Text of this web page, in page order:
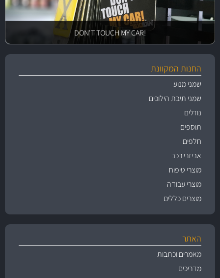
!DON'T TOUCH MY CAR
החנות המקוונת
שמני מנוע
שמני תיבת הילוכים
נוזלים
תוספים
חלפים
אביזרי רכב
מוצרי טיפוח
מוצרי עבודה
מוצרים כללים
האתר
מאמרים וכתבות
מדריכים